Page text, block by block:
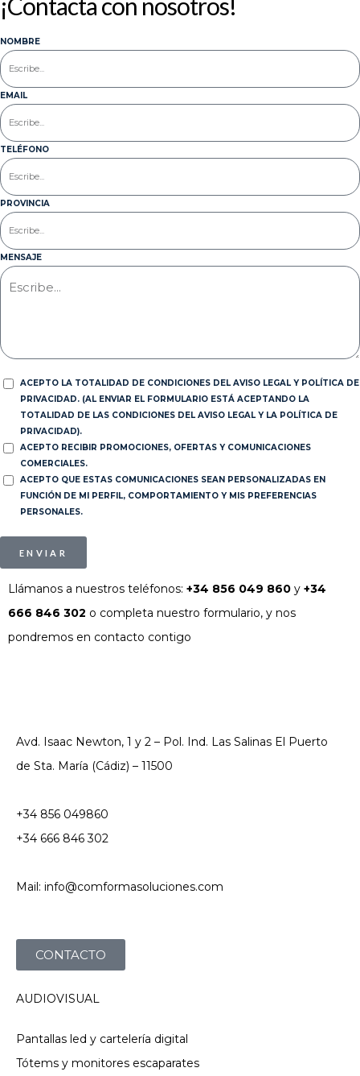
NOMBRE
EMAIL
TELÉFONO
PROVINCIA
MENSAJE
ACEPTO LA TOTALIDAD DE CONDICIONES DEL AVISO LEGAL Y POLÍTICA DE
PRIVACIDAD. (AL ENVIAR EL FORMULARIO ESTÁ ACEPTANDO LA
TOTALIDAD DE LAS CONDICIONES DEL AVISO LEGAL Y LA POLÍTICA DE
PRIVACIDAD).
ACEPTO RECIBIR PROMOCIONES, OFERTAS Y COMUNICACIONES
COMERCIALES.
ACEPTO QUE ESTAS COMUNICACIONES SEAN PERSONALIZADAS EN
FUNCIÓN DE MI PERFIL, COMPORTAMIENTO Y MIS PREFERENCIAS
PERSONALES.
ENVIAR
Llámanos a nuestros teléfonos: +34 856 049 860 y +34
666 846 302 o completa nuestro formulario, y nos
pondremos en contacto contigo
Avd. Isaac Newton, 1 y 2 – Pol. Ind. Las Salinas El Puerto
de Sta. María (Cádiz) – 11500
+34 856 049860
+34 666 846 302
Mail: info@comformasoluciones.com
CONTACTO
AUDIOVISUAL
Pantallas led y cartelería digital
Tótems y monitores escaparates